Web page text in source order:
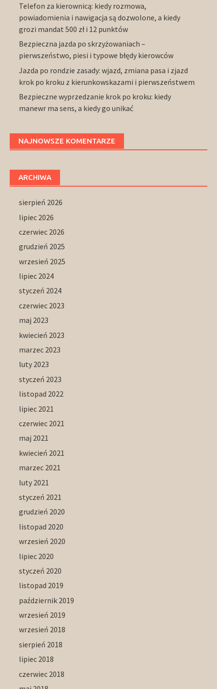
Telefon za kierownicą: kiedy rozmowa,
powiadomienia i nawigacja są dozwolone, a kiedy
grozi mandat 500 zł i 12 punktów
Bezpieczna jazda po skrzyżowaniach –
pierwszeństwo, piesi i typowe błędy kierowców
Jazda po rondzie zasady: wjazd, zmiana pasa i zjazd
krok po kroku z kierunkowskazami i pierwszeństwem
Bezpieczne wyprzedzanie krok po kroku: kiedy
manewr ma sens, a kiedy go unikać
NAJNOWSZE KOMENTARZE
ARCHIWA
sierpień 2026
lipiec 2026
czerwiec 2026
grudzień 2025
wrzesień 2025
lipiec 2024
styczeń 2024
czerwiec 2023
maj 2023
kwiecień 2023
marzec 2023
luty 2023
styczeń 2023
listopad 2022
lipiec 2021
czerwiec 2021
maj 2021
kwiecień 2021
marzec 2021
luty 2021
styczeń 2021
grudzień 2020
listopad 2020
wrzesień 2020
lipiec 2020
styczeń 2020
listopad 2019
październik 2019
wrzesień 2019
wrzesień 2018
sierpień 2018
lipiec 2018
czerwiec 2018